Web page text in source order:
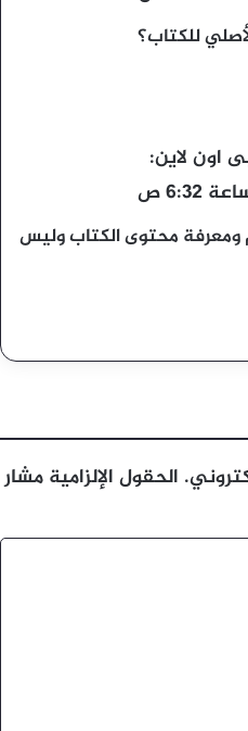
للكتاب؟
اون لاين:
محتوى الكتاب وليس
الحقول الإلزامية مشار